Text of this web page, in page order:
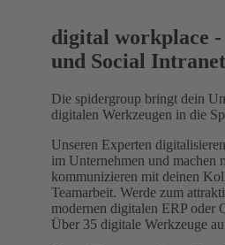
digital workplace
und Social Intranet
Die spidergroup bringt dein
digitalen Werkzeugen in die
Unseren Experten
im Unternehmen und machen
kommunizieren mit deinen
Teamarbeit. Werde zum
modernen digitalen ERP oder
Über 35 digitale Werkzeuge